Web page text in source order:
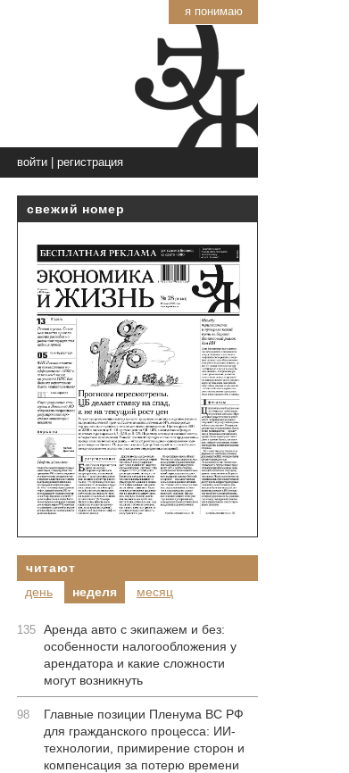
я понимаю
войти| регистрация
свежий номер
читают
день
неделя месяц
135 Аренда авто с экипажем и без:
особенности налогообложения у
арендатора и какие сложности
могут возникнуть
98
Главные позиции Пленума ВС РФ
для гражданского процесса: ИИ-
технологии, примирение сторон и
компенсация за потерю времени